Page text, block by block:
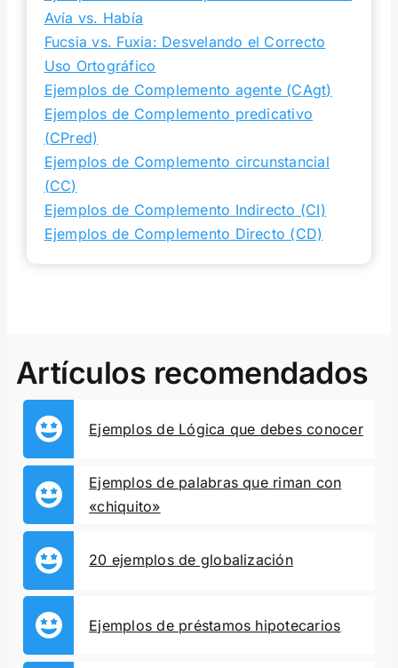
Avía vs. Había
Fucsia vs. Fuxia: Desvelando el Correcto
Uso Ortográfico
Ejemplos de Complemento agente (CAgt)
Ejemplos de Complemento predicativo
(CPred)
Ejemplos de Complemento circunstancial
(CC)
Ejemplos de Complemento Indirecto (CI)
Ejemplos de Complemento Directo (CD)
Artículos recomendados
Ejemplos de Lógica que debes conocer
Ejemplos de palabras que riman con
«chiquito»
20 ejemplos de globalización
Ejemplos de préstamos hipotecarios